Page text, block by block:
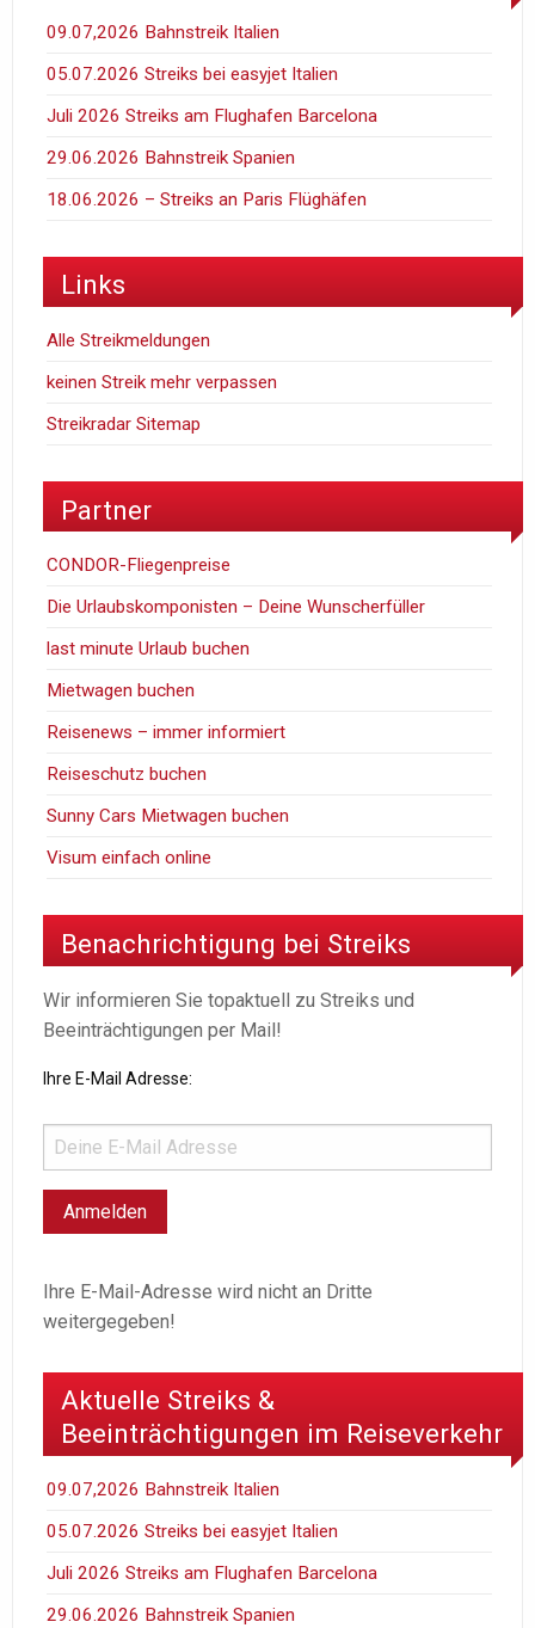
09.07,2026 Bahnstreik Italien
05.07.2026 Streiks bei easyjet Italien
Juli 2026 Streiks am Flughafen Barcelona
29.06.2026 Bahnstreik Spanien
18.06.2026 – Streiks an Paris Flüghäfen
Links
Alle Streikmeldungen
keinen Streik mehr verpassen
Streikradar Sitemap
Partner
CONDOR-Fliegenpreise
Die Urlaubskomponisten – Deine Wunscherfüller
last minute Urlaub buchen
Mietwagen buchen
Reisenews – immer informiert
Reiseschutz buchen
Sunny Cars Mietwagen buchen
Visum einfach online
Benachrichtigung bei Streiks
Wir informieren Sie topaktuell zu Streiks und
Beeinträchtigungen per Mail!
Ihre E-Mail Adresse:
Ihre E-Mail-Adresse wird nicht an Dritte
weitergegeben!
Aktuelle Streiks &
Beeinträchtigungen im Reiseverkehr
09.07,2026 Bahnstreik Italien
05.07.2026 Streiks bei easyjet Italien
Juli 2026 Streiks am Flughafen Barcelona
29.06.2026 Bahnstreik Spanien